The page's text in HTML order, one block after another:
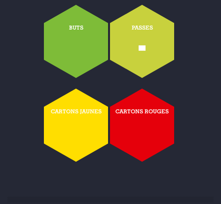
BUTS PASSES
-
CARTONS JAUNES CARTONS ROUGES